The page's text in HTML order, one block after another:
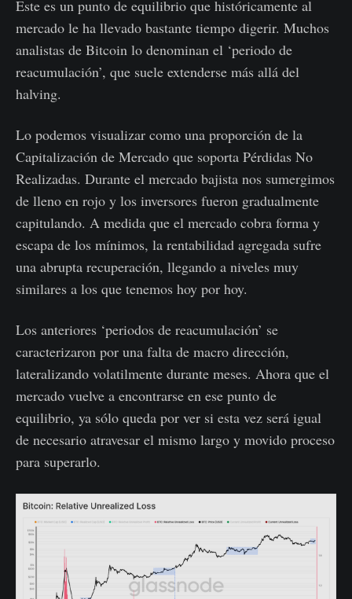
Este es un punto de equilibrio que históricamente al
mercado le ha llevado bastante tiempo digerir. Muchos
analistas de Bitcoin lo denominan el ‘periodo de
reacumulación’, que suele extenderse más allá del
halving.
Lo podemos visualizar como una proporción de la
Capitalización de Mercado que soporta Pérdidas No
Realizadas. Durante el mercado bajista nos sumergimos
de lleno en rojo y los inversores fueron gradualmente
capitulando. A medida que el mercado cobra forma y
escapa de los mínimos, la rentabilidad agregada sufre
una abrupta recuperación, llegando a niveles muy
similares a los que tenemos hoy por hoy.
Los anteriores ‘periodos de reacumulación’ se
caracterizaron por una falta de macro dirección,
lateralizando volatilmente durante meses. Ahora que el
mercado vuelve a encontrarse en ese punto de
equilibrio, ya sólo queda por ver si esta vez será igual
de necesario atravesar el mismo largo y movido proceso
para superarlo.